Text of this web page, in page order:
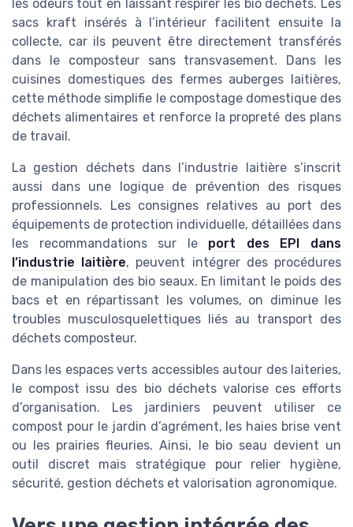
les odeurs tout en laissant respirer les bio déchets. Les
sacs kraft insérés à l’intérieur facilitent ensuite la
collecte, car ils peuvent être directement transférés
dans le composteur sans transvasement. Dans les
cuisines domestiques des fermes auberges laitières,
cette méthode simplifie le compostage domestique des
déchets alimentaires et renforce la propreté des plans
de travail.
La gestion déchets dans l’industrie laitière s’inscrit
aussi dans une logique de prévention des risques
professionnels. Les consignes relatives au port des
équipements de protection individuelle, détaillées dans
les recommandations sur le port des EPI dans
l’industrie laitière, peuvent intégrer des procédures
de manipulation des bio seaux. En limitant le poids des
bacs et en répartissant les volumes, on diminue les
troubles musculosquelettiques liés au transport des
déchets composteur.
Dans les espaces verts accessibles autour des laiteries,
le compost issu des bio déchets valorise ces efforts
d’organisation. Les jardiniers peuvent utiliser ce
compost pour le jardin d’agrément, les haies brise vent
ou les prairies fleuries. Ainsi, le bio seau devient un
outil discret mais stratégique pour relier hygiène,
sécurité, gestion déchets et valorisation agronomique.